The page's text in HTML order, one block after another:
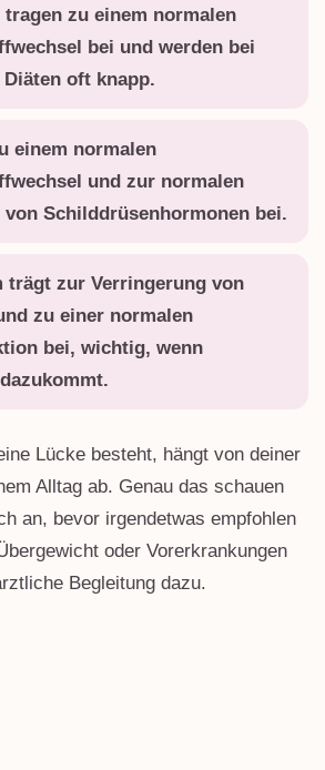
tragen zu einem normalen
bei und werden bei
oft knapp.
einem normalen
und zur normalen
Schilddrüsenhormonen bei.
trägt zur Verringerung von
zu einer normalen
bei, wichtig, wenn
Lücke besteht, hängt von deiner
Alltag ab. Genau das schauen
an, bevor irgendetwas empfohlen
oder Vorerkrankungen
Begleitung dazu.